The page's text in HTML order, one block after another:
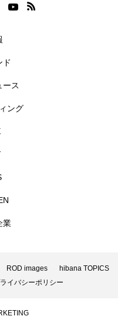
ド
ース
ング
業
ROD images
hibana TOPICS
イバシーポリシー